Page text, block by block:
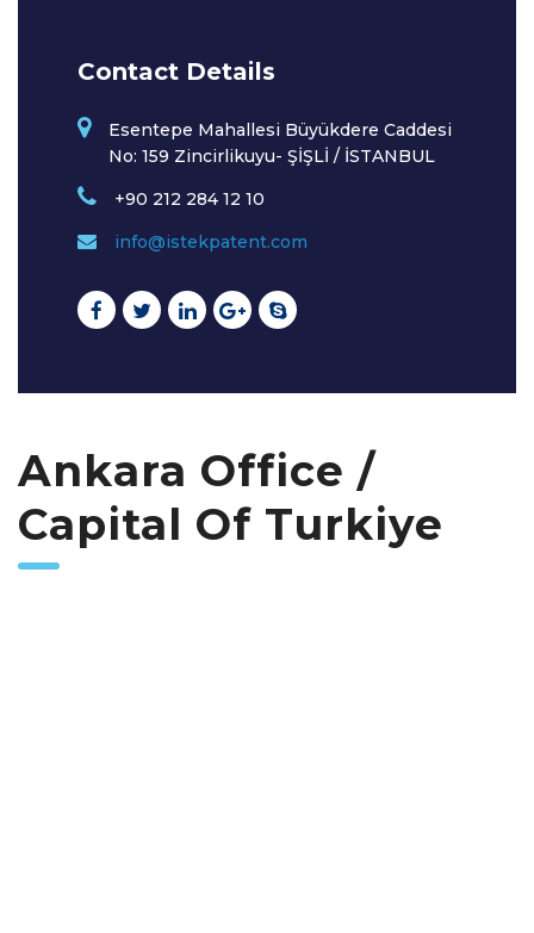
Contact Details
Esentepe Mahallesi Büyükdere Caddesi
No: 159 Zincirlikuyu- ŞİŞLİ / İSTANBUL
+90 212 284 12 10
info@istekpatent.com
Ankara Office /
Capital Of Turkiye